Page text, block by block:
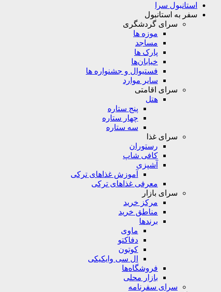
استانبول سرا
سفر به استانبول
سرای گردشگری
موزه ها
مساجد
پارک ها
خیابان‌ها
فستیوال و جشنواره ها
سایر موارد
سرای اقامتی
هتل
پنج ستاره
چهار ستاره
سه ستاره
سرای غذا
رستوران
کافی شاپ
آشپزی
آموزش غذاهای ترکی
معرفی غذاهای ترکی
سرای بازار
مرکز خرید
مناطق خرید
برندها
ماوی
دفاکتو
کوتون
ال سی وایکیکی
فروشگاه‌ها
بازار محلی
سرای سفرنامه